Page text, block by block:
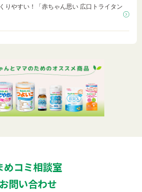
りやすい！「赤ちゃん思い 広口トライタン
めコミ相談室
お問い合わせ